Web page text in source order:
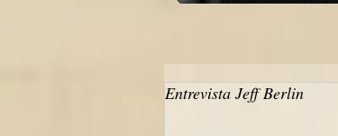
Entrevista Jeff Berlin